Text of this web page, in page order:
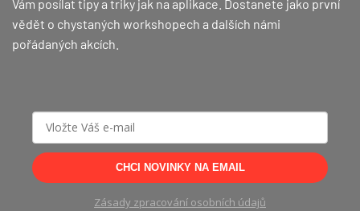
Vám posílat tipy a triky jak na aplikace. Dostanete jako první
vědět o chystaných workshopech a dalších námi
pořádaných akcích.
CHCI NOVINKY NA EMAIL
Zásady zpracování osobních údajů